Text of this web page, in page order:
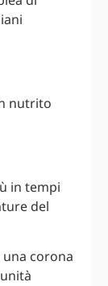
nutrito
in tempi
del
corona